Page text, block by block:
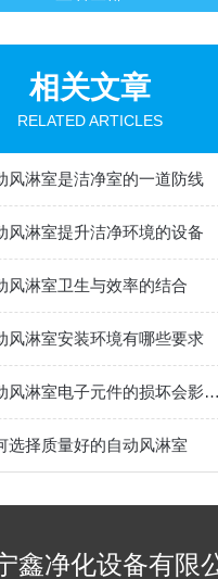
相关文章
RELATED ARTICLES
风淋室是洁净室的一道防线
风淋室提升洁净环境的设备
风淋室卫生与效率的结合
风淋室安装环境有哪些要求
自动风淋室电子元件的损坏会影响正常的运行
选择质量好的自动风淋室
鑫净化设备有限